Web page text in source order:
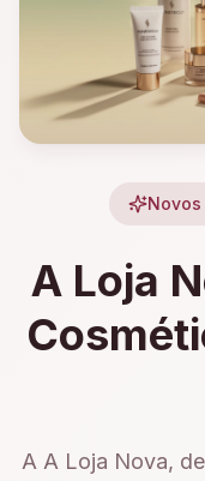
Novos
A Loja
A A Loja Nova,